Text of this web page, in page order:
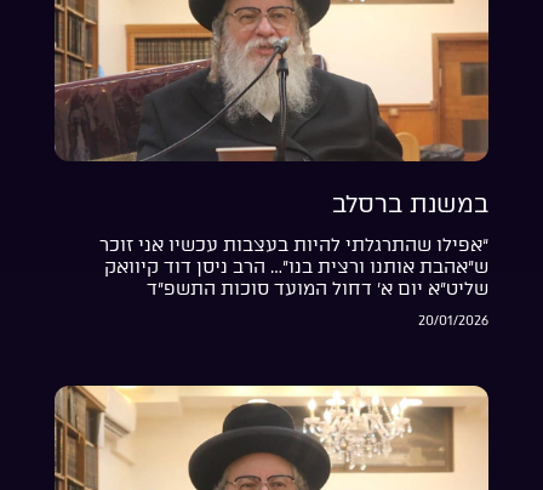
במשנת ברסלב
“אפילו שהתרגלתי להיות בעצבות עכשיו אני זוכר
ש”אהבת אותנו ורצית בנו”… הרב ניסן דוד קיוואק
שליט”א יום א’ דחול המועד סוכות התשפ”ד
20/01/2026